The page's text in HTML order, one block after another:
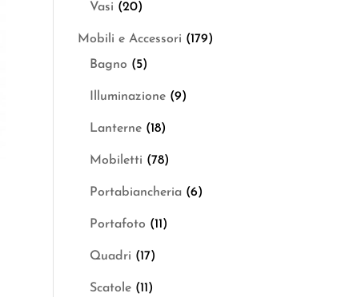
Vasi (20)
Mobili e Accessori (179)
Bagno (5)
Illuminazione (9)
Lanterne (18)
Mobiletti (78)
Portabiancheria (6)
Portafoto (11)
Quadri (17)
Scatole (11)